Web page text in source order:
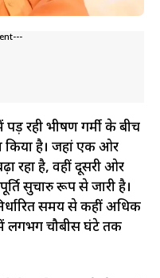
पड़ रही भीषण गर्मी के बीच
किया है। जहां एक ओर
रहा है, वहीं दूसरी ओर
सुचारु रूप से जारी है।
समय से कहीं अधिक
लगभग चौबीस घंटे तक